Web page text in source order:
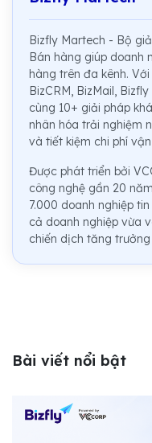
Bizfly Martech - Bộ
Bán hàng giúp doanh
hàng trên đa kênh.
BizCRM, BizMail,
cùng 10+ giải pháp
nhân hóa trải nghiệm
và tiết kiệm chi phí
Được phát triển bởi
công nghệ gần 20
7.000 doanh nghiệp
cả doanh nghiệp vừa
chiến dịch tăng
Bài viết nổi bật